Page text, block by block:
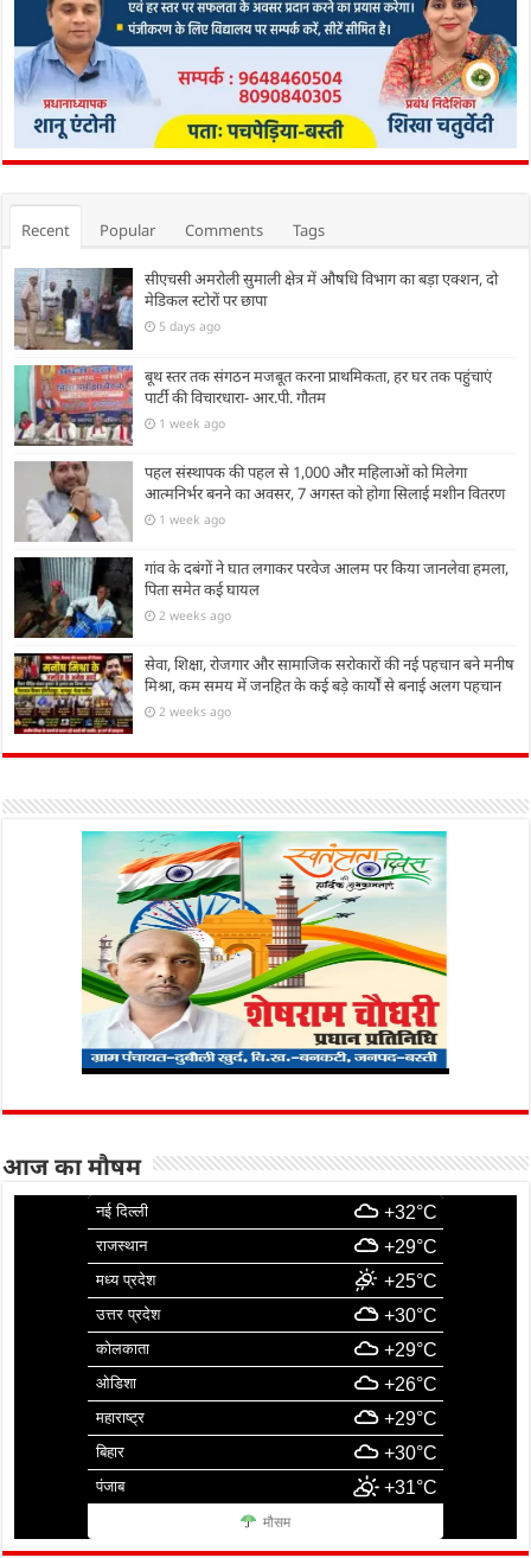
Recent Popular Comments Tags
सीएचसी अमरोली सुमाली क्षेत्र में औषधि विभाग का बड़ा एक्शन, दो
मेडिकल स्टोरों पर छापा
5 days ago
बूथ स्तर तक संगठन मजबूत करना प्राथमिकता, हर घर तक पहुंचाएं
पार्टी की विचारधारा- आर.पी. गौतम
1 week ago
पहल संस्थापक की पहल से 1,000 और महिलाओं को मिलेगा
आत्मनिर्भर बनने का अवसर, 7 अगस्त को होगा सिलाई मशीन वितरण
1 week ago
गांव के दबंगों ने घात लगाकर परवेज आलम पर किया जानलेवा हमला,
पिता समेत कई घायल
2 weeks ago
सेवा, शिक्षा, रोजगार और सामाजिक सरोकारों की नई पहचान बने मनीष
मिश्रा, कम समय में जनहित के कई बड़े कार्यों से बनाई अलग पहचान
2 weeks ago
आज का मौषम
नई दिल्ली +32°C
राजस्थान +29°C
मध्य प्रदेश +25°C
उत्तर प्रदेश +30°C
कोलकाता +29°C
ओडिशा +26°C
महाराष्ट्र +29°C
बिहार +30°C
पंजाब +31°C
मौसम